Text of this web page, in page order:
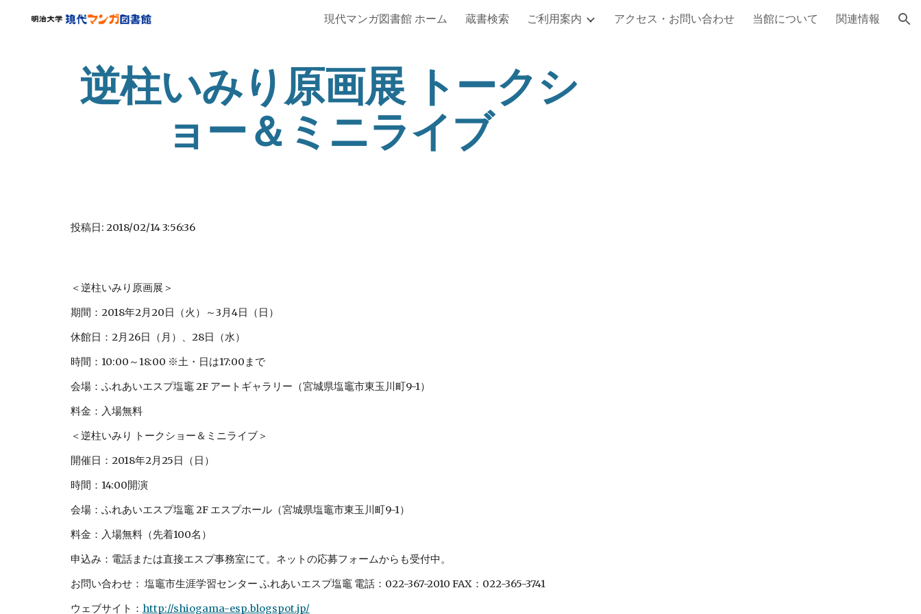
Skip to main content Skip to navigation
現代マンガ図書館 ホーム 蔵書検索 ご利用案内 アクセス・お問い合わせ 当館について 関連情報
逆柱いみり原画展 トークシ
ョー＆ミニライブ
投稿日: 2018/02/14 3:56:36
＜逆柱いみり原画展＞
期間：2018年2月20日（火）～3月4日（日）
休館日：2月26日（月）、28日（水）
時間：10:00～18:00 ※土・日は17:00まで
会場：ふれあいエスプ塩竈 2F アートギャラリー（宮城県塩竈市東玉川町9-1）
料金：入場無料
＜逆柱いみり トークショー＆ミニライブ＞
開催日：2018年2月25日（日）
時間：14:00開演
会場：ふれあいエスプ塩竈 2F エスプホール（宮城県塩竈市東玉川町9-1）
料金：入場無料（先着100名）
申込み：電話または直接エスプ事務室にて。ネットの応募フォームからも受付中。
お問い合わせ： 塩竈市生涯学習センター ふれあいエスプ塩竈 電話：022-367-2010 FAX：022-365-3741
ウェブサイト： http://shiogama-esp.blogspot.jp/